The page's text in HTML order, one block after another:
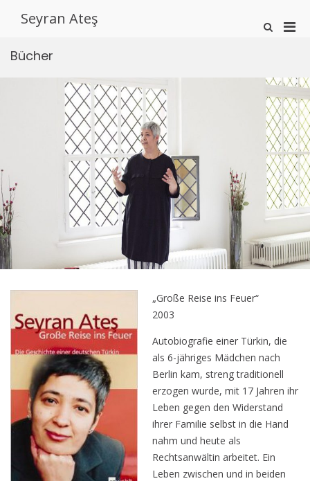
Inhalt
springen
Seyran Ateş
Such-
Bücher
„Große Reise ins Feuer“
2003
Autobiografie einer Türkin, die
als 6-jähriges Mädchen nach
Berlin kam, streng traditionell
erzogen wurde, mit 17 Jahren ihr
Leben gegen den Widerstand
ihrer Familie selbst in die Hand
nahm und heute als
Rechtsanwältin arbeitet. Ein
Leben zwischen und in beiden